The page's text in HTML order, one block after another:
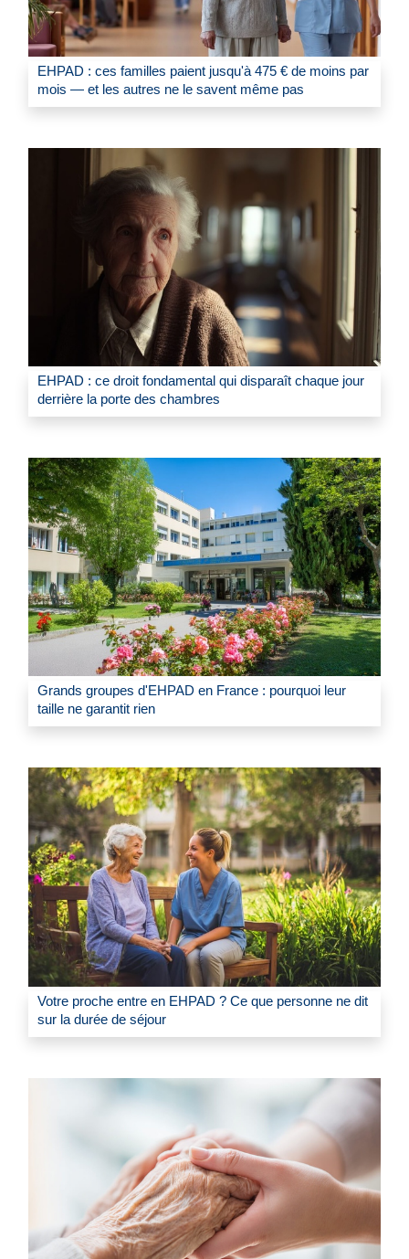
EHPAD : ces familles paient jusqu'à 475 € de moins par
mois — et les autres ne le savent même pas
EHPAD : ce droit fondamental qui disparaît chaque jour
derrière la porte des chambres
Grands groupes d'EHPAD en France : pourquoi leur
taille ne garantit rien
Votre proche entre en EHPAD ? Ce que personne ne dit
sur la durée de séjour